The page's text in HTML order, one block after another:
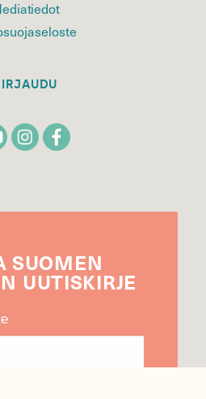
SUOMEN
UUTIS­KIRJE